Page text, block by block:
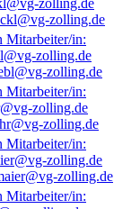
zolling.de
zolling.de
zolling.de
zolling.de